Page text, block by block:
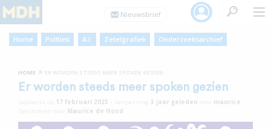
Home Politiek A.I. Zetelgrafiek Onderzoeksarchief
HOME »
Er worden steeds meer spoken gezien
17 februari 2023 3 jaar geleden
maurice
Maurice de Hond